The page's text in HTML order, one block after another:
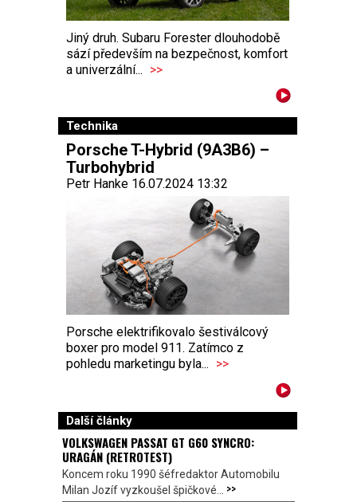
Jiný druh. Subaru Forester dlouhodobě
sází především na bezpečnost, komfort
a univerzální... >>
Technika
Porsche T-Hybrid (9A3B6) –
Turbohybrid
Petr Hanke 16.07.2024 13:32
Porsche elektrifikovalo šestiválcový
boxer pro model 911. Zatímco z
pohledu marketingu byla... >>
Další články
VOLKSWAGEN PASSAT GT G60 SYNCRO:
URAGÁN (RETROTEST)
Koncem roku 1990 šéfredaktor Automobilu
Milan Jozíf vyzkoušel špičkové... >>